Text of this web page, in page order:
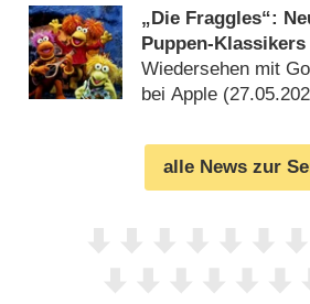
„Die Fraggles“:
Puppen-
Wiedersehen mit
bei Apple (
alle News zur